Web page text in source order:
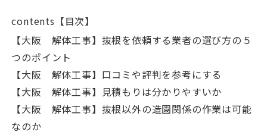
contents【目次】
【大阪 解体工事】抜根を依頼する業者の選び方の５
つのポイント
【大阪 解体工事】口コミや評判を参考にする
【大阪 解体工事】見積もりは分かりやすいか
【大阪 解体工事】抜根以外の造園関係の作業は可能
なのか